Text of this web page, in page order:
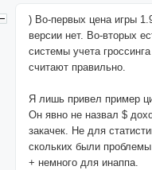
) Во-первых цена игры
версии нет. Во-вторых
системы учета
считают правильно.
Я лишь привел пример
Он явно не назвал $
закачек. Не для
скольких были
+ немного для инаппа.